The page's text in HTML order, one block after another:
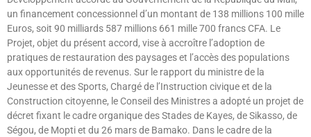
un financement concessionnel d’un montant de 138 millions 100 mille
Euros, soit 90 milliards 587 millions 661 mille 700 francs CFA. Le
Projet, objet du présent accord, vise à accroître l’adoption de
pratiques de restauration des paysages et l’accès des populations
aux opportunités de revenus. Sur le rapport du ministre de la
Jeunesse et des Sports, Chargé de l’Instruction civique et de la
Construction citoyenne, le Conseil des Ministres a adopté un projet de
décret fixant le cadre organique des Stades de Kayes, de Sikasso, de
Ségou, de Mopti et du 26 mars de Bamako. Dans le cadre de la